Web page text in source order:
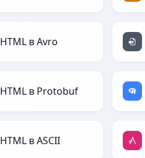
HTML в Avro
HTML в Protobuf
HTML в ASCII